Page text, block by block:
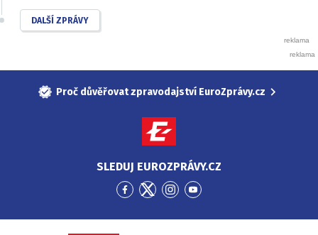
DALŠÍ ZPRÁVY
Proč důvěřovat zpravodajství EuroZprávy.cz
SLEDUJ EUROZPRÁVY.CZ
Přejít
Facebook
Přejít
Twitter
Přejít
Instagram
Přejít
YouTube